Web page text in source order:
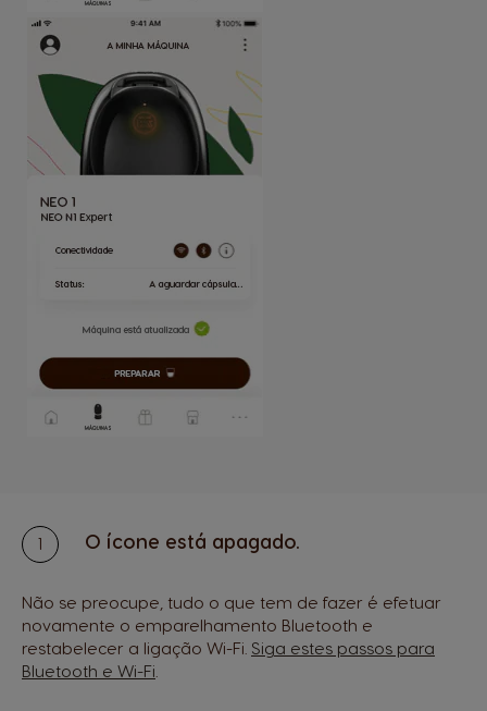
O ícone está apagado.
Não se preocupe, tudo o que tem de fazer é efetuar
novamente o emparelhamento Bluetooth e
restabelecer a ligação Wi-Fi. Siga estes passos para
Bluetooth e Wi-Fi